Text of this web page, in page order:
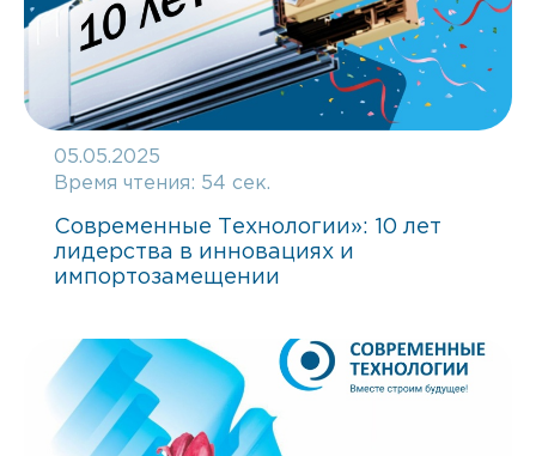
05.05.2025
Время чтения: 54 сек.
Современные Технологии»: 10 лет
лидерства в инновациях и
импортозамещении